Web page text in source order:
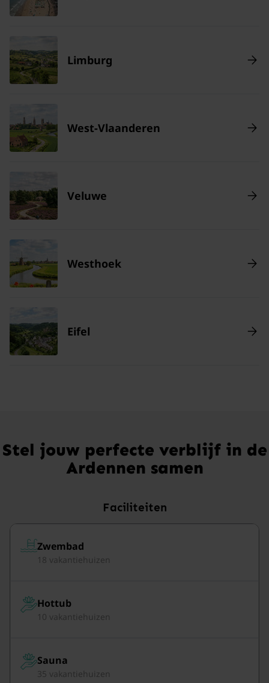
Limburg
West-Vlaanderen
Veluwe
Westhoek
Eifel
Stel jouw perfecte verblijf in de
Ardennen samen
Faciliteiten
Zwembad
18 vakantiehuizen
Hottub
10 vakantiehuizen
Sauna
35 vakantiehuizen